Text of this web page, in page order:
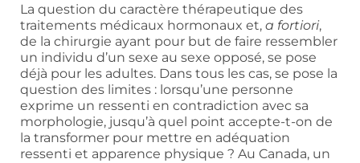
La question du caractère thérapeutique des
traitements médicaux hormonaux et, a fortiori,
de la chirurgie ayant pour but de faire ressembler
un individu d’un sexe au sexe opposé, se pose
déjà pour les adultes. Dans tous les cas, se pose la
question des limites : lorsqu’une personne
exprime un ressenti en contradiction avec sa
morphologie, jusqu’à quel point accepte-t-on de
la transformer pour mettre en adéquation
ressenti et apparence physique ? Au Canada, un